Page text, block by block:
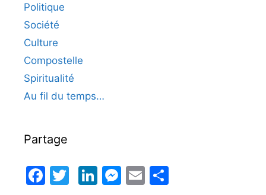
Politique
Société
Culture
Compostelle
Spiritualité
Au fil du temps…
Partage
Facebook
Twitter
LinkedIn
Messenger
Email